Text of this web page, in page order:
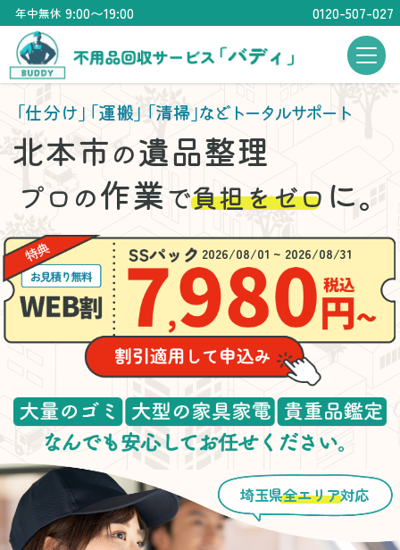
年中無休 9:00〜19:00 0120-507-027
「仕分け」「運搬」「清掃」などトータルサポート
北本市の遺品整理
プロの作業で負担をゼロ に。
2026/08/01 ~ 2026/08/31
埼玉県全エリア対応